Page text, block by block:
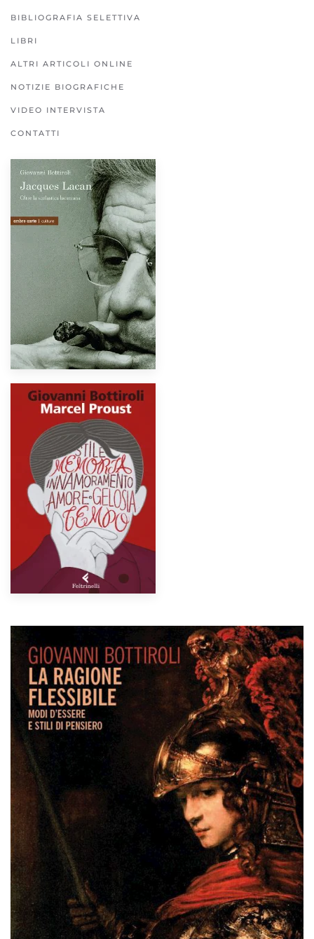
BIBLIOGRAFIA SELETTIVA
LIBRI
ALTRI ARTICOLI ONLINE
NOTIZIE BIOGRAFICHE
VIDEO INTERVISTA
CONTATTI